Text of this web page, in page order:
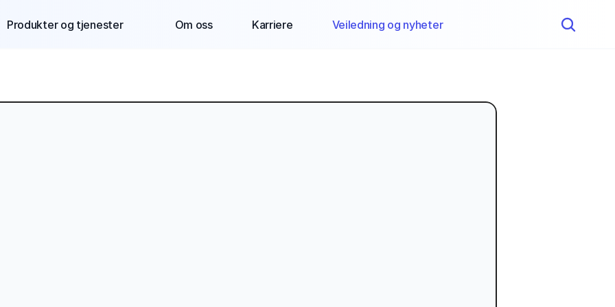
Produkter og tjenester Om oss Karriere Veiledning og nyheter